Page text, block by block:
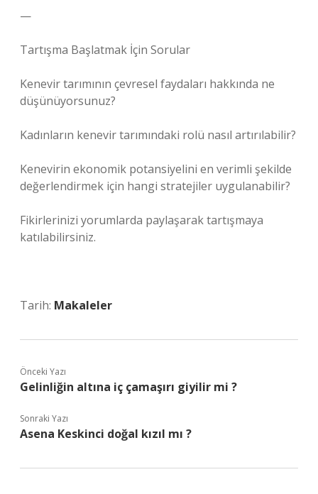
—
Tartışma Başlatmak İçin Sorular
Kenevir tarımının çevresel faydaları hakkında ne
düşünüyorsunuz?
Kadınların kenevir tarımındaki rolü nasıl artırılabilir?
Kenevirin ekonomik potansiyelini en verimli şekilde
değerlendirmek için hangi stratejiler uygulanabilir?
Fikirlerinizi yorumlarda paylaşarak tartışmaya
katılabilirsiniz.
Tarih: Makaleler
Önceki Yazı
Gelinliğin altına iç çamaşırı giyilir mi ?
Sonraki Yazı
Asena Keskinci doğal kızıl mı ?